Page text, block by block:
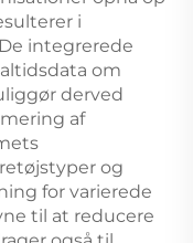
i
integrerede
om
derved
af
og
for varierede
til at reducere